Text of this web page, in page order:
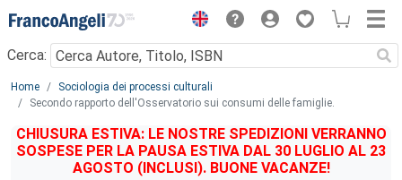
Menu
Cerca:
Main content
Home
Sociologia dei processi culturali
Secondo rapporto dell'Osservatorio sui consumi delle famiglie.
CHIUSURA ESTIVA: LE NOSTRE SPEDIZIONI VERRANNO
SOSPESE PER LA PAUSA ESTIVA DAL 30 LUGLIO AL 23
AGOSTO (INCLUSI). BUONE VACANZE!